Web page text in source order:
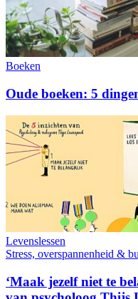
Boeken
Oude boeken: 5
Levenslessen
Stress, overspannenheid &
‘Maak jezelf niet te